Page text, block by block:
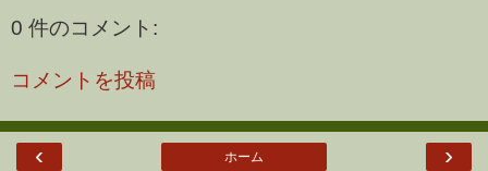
0 件のコメント:
コメントを投稿
‹ ›
ホーム